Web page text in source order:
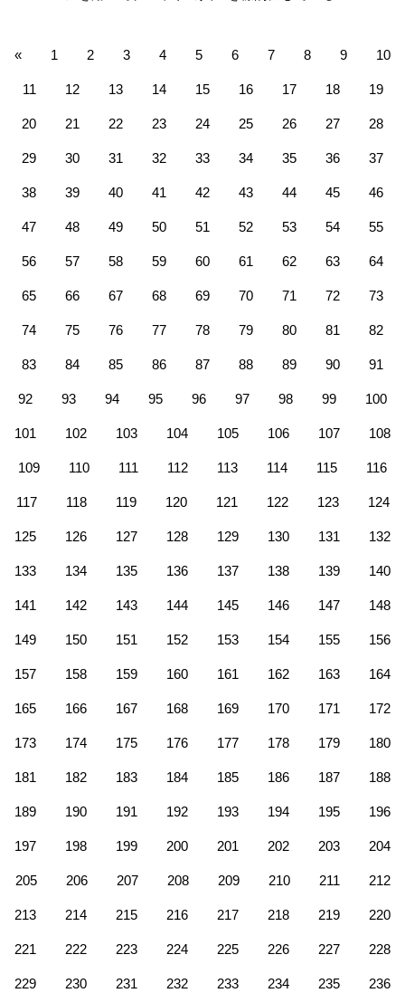
« 1 2 3 4 5 6 7 8 9 10
11 12 13 14 15 16 17 18 19
20 21 22 23 24 25 26 27 28
29 30 31 32 33 34 35 36 37
38 39 40 41 42 43 44 45 46
47 48 49 50 51 52 53 54 55
56 57 58 59 60 61 62 63 64
65 66 67 68 69 70 71 72 73
74 75 76 77 78 79 80 81 82
83 84 85 86 87 88 89 90 91
92 93 94 95 96 97 98 99 100
101 102 103 104 105 106 107 108
109 110 111 112 113 114 115 116
117 118 119 120 121 122 123 124
125 126 127 128 129 130 131 132
133 134 135 136 137 138 139 140
141 142 143 144 145 146 147 148
149 150 151 152 153 154 155 156
157 158 159 160 161 162 163 164
165 166 167 168 169 170 171 172
173 174 175 176 177 178 179 180
181 182 183 184 185 186 187 188
189 190 191 192 193 194 195 196
197 198 199 200 201 202 203 204
205 206 207 208 209 210 211 212
213 214 215 216 217 218 219 220
221 222 223 224 225 226 227 228
229 230 231 232 233 234 235 236